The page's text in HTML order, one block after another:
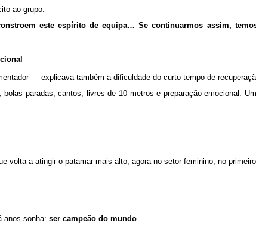
ao grupo:
este espírito de equipa… Se continuarmos assim,
— explicava também a dificuldade do curto tempo de
paradas, cantos, livres de 10 metros e preparação emocional.
volta a atingir o patamar mais alto, agora no setor feminino, no
anos sonha: ser campeão do mundo